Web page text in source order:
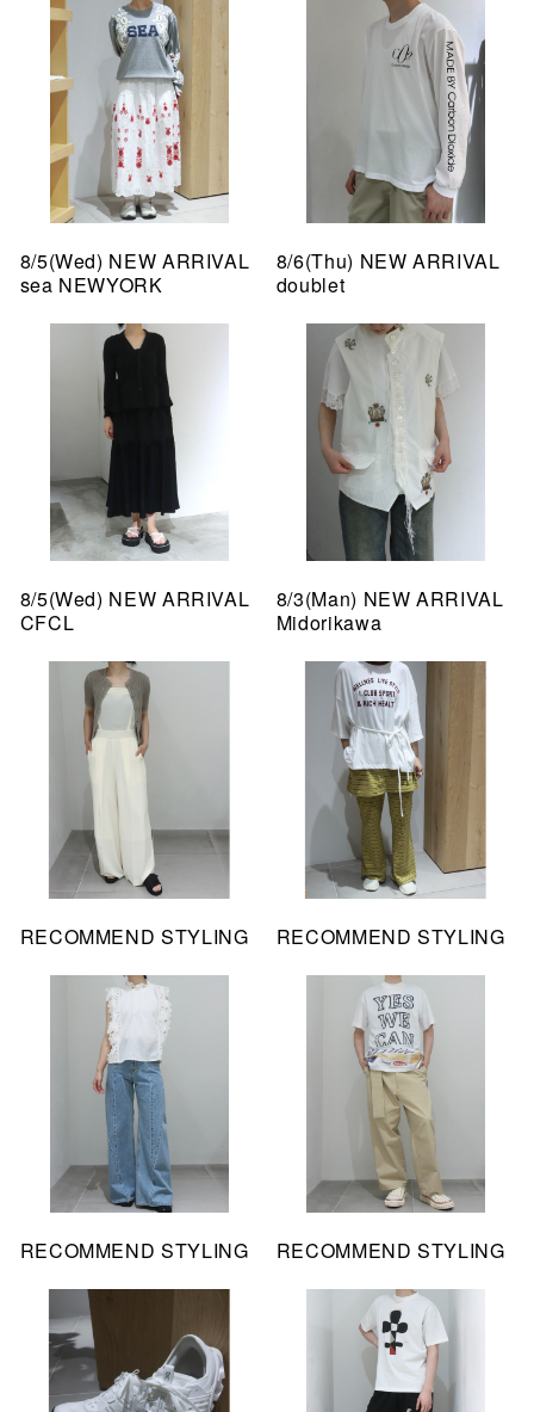
8/5(Wed) NEW ARRIVAL
sea NEWYORK
8/6(Thu) NEW ARRIVAL
doublet
8/5(Wed) NEW ARRIVAL
CFCL
8/3(Man) NEW ARRIVAL
Midorikawa
RECOMMEND STYLING RECOMMEND STYLING
RECOMMEND STYLING RECOMMEND STYLING